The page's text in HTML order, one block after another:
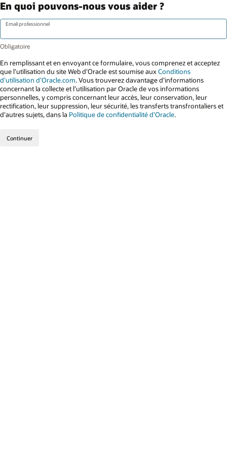
En quoi pouvons-nous vous aider ?
Email professionnel
En remplissant et en envoyant ce formulaire, vous comprenez et acceptez
que l’utilisation du site Web d’Oracle est soumise auxConditions
d’utilisation d’Oracle.com. Vous trouverez davantage d’informations
concernant la collecte et l’utilisation par Oracle de vos informations
personnelles, y compris concernant leur accès, leur conservation, leur
rectification, leur suppression, leur sécurité, les transferts transfrontaliers et
d’autres sujets, dans la Politique de confidentialité d’Oracle.
Continuer